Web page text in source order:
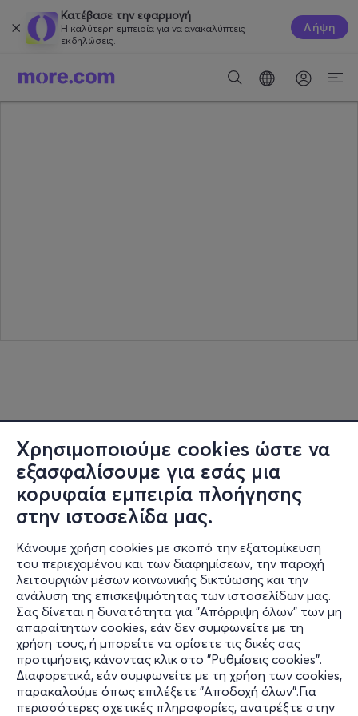
Χρησιμοποιούμε cookies ώστε να
εξασφαλίσουμε για εσάς μια
κορυφαία εμπειρία πλοήγησης
στην ιστοσελίδα μας.
Κάνουμε χρήση cookies με σκοπό την εξατομίκευση
του περιεχομένου και των διαφημίσεων, την παροχή
λειτουργιών μέσων κοινωνικής δικτύωσης και την
ανάλυση της επισκεψιμότητας των ιστοσελίδων μας.
Σας δίνεται η δυνατότητα για "Απόρριψη όλων" των μη
απαραίτητων cookies, εάν δεν συμφωνείτε με τη
χρήση τους, ή μπορείτε να ορίσετε τις δικές σας
προτιμήσεις, κάνοντας κλικ στο "Ρυθμίσεις cookies".
Διαφορετικά, εάν συμφωνείτε με τη χρήση των cookies,
παρακαλούμε όπως επιλέξετε "Αποδοχή όλων".Για
περισσότερες σχετικές πληροφορίες, ανατρέξτε στην
Κατέβασε την εφαρμογή
Η καλύτερη εμπειρία για να ανακαλύπτεις
εκδηλώσεις.
Λήψη
Πληροφορίες
Υποστήριξη
Stay Connected